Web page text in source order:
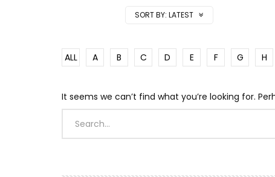
SORT BY: LATEST
ALL A B C D E F G H
It seems we can’t find what you’re looking for.